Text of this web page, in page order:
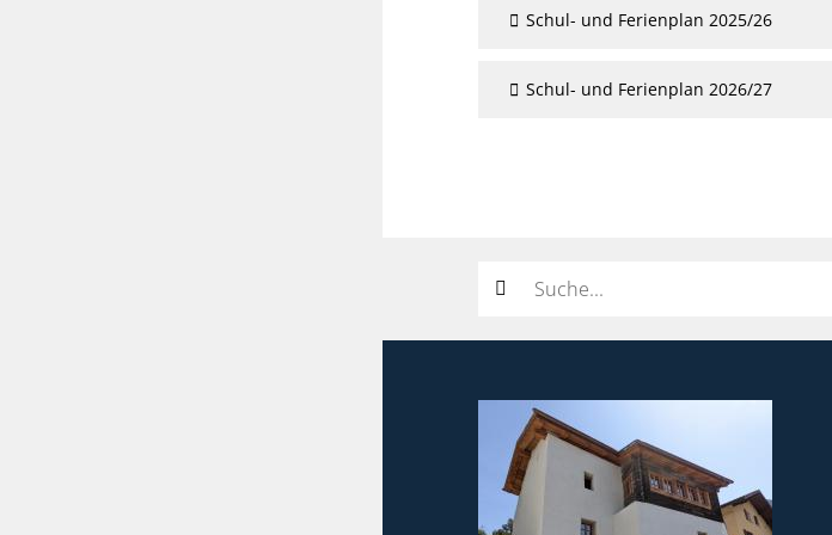
Schul- und Ferienplan 2025/26
Schul- und Ferienplan 2026/27
Suchwort